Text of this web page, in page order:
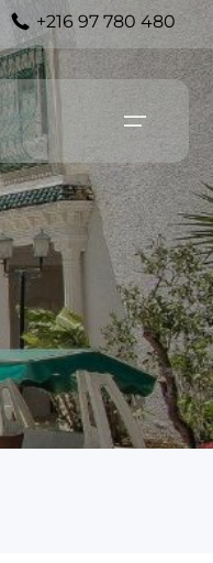
+216 97 780 480